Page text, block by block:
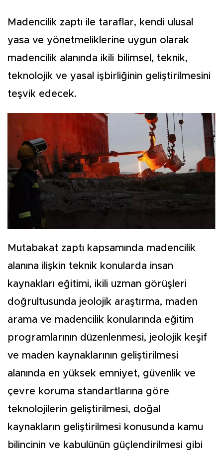
Madencilik zaptı ile taraflar, kendi ulusal
yasa ve yönetmeliklerine uygun olarak
madencilik alanında ikili bilimsel, teknik,
teknolojik ve yasal işbirliğinin geliştirilmesini
teşvik edecek.
Mutabakat zaptı kapsamında madencilik
alanına ilişkin teknik konularda insan
kaynakları eğitimi, ikili uzman görüşleri
doğrultusunda jeolojik araştırma, maden
arama ve madencilik konularında eğitim
programlarının düzenlenmesi, jeolojik keşif
ve maden kaynaklarının geliştirilmesi
alanında en yüksek emniyet, güvenlik ve
çevre koruma standartlarına göre
teknolojilerin geliştirilmesi, doğal
kaynakların geliştirilmesi konusunda kamu
bilincinin ve kabulünün güçlendirilmesi gibi